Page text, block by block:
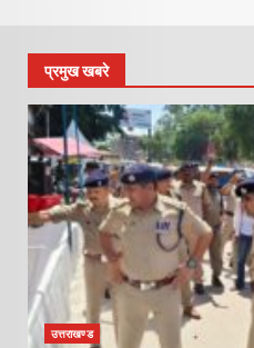
प्रमुख खबरे
उत्तराखण्ड